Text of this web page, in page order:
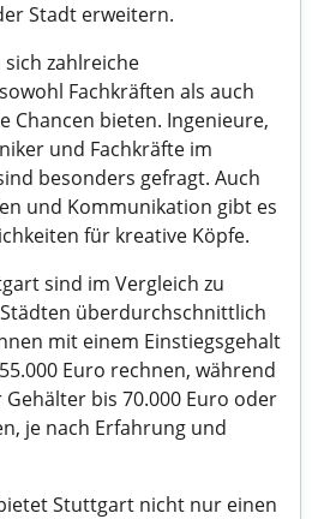
Stadt erweitern.
zahlreiche
Fachkräften als auch
Chancen bieten. Ingenieure,
und Fachkräfte im
besonders gefragt. Auch
und Kommunikation gibt es
für kreative Köpfe.
sind im Vergleich zu
überdurchschnittlich
mit einem Einstiegsgehalt
Euro rechnen, während
Gehälter bis 70.000 Euro oder
je nach Erfahrung und
Stuttgart nicht nur einen